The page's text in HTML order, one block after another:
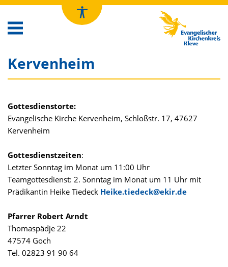
Kirchenkreis Kleve
Kervenheim
Gottesdienstorte:
Evangelische Kirche Kervenheim, Schloßstr. 17, 47627
Kervenheim
Gottesdienstzeiten:
Letzter Sonntag im Monat um 11:00 Uhr
Teamgottesdienst: 2. Sonntag im Monat um 11 Uhr mit
Prädikantin Heike Tiedeck Heike.tiedeck@ekir.de
Pfarrer Robert Arndt
Thomaspädje 22
47574 Goch
Tel. 02823 91 90 64